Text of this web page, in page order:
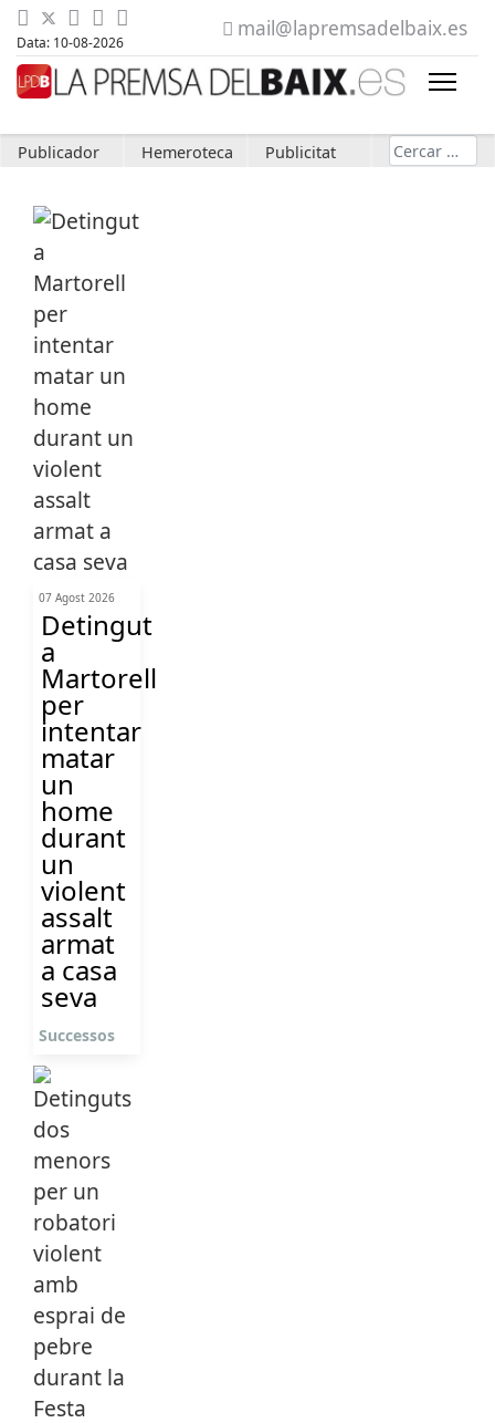
Data: 10-08-2026
mail@lapremsadelbaix.es
Publicador Hemeroteca Publicitat Cerca
07 Agost 2026
Detingut
a
Martorell
per
intentar
matar
un
home
durant
un
violent
assalt
armat
a casa
seva
Successos